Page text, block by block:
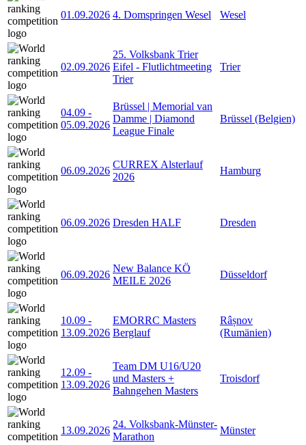
01.09.2026 4. Domspringen Wesel Wesel
02.09.2026
25. Volksbank Trier
Eifel - Flutlichtmeeting
Trier
Trier
04.09 -
05.09.2026
Brüssel | Memorial van
Damme | Diamond
League Finale
Brüssel (Belgien)
06.09.2026
CURREX Alsterlauf
2026
Hamburg
06.09.2026 Dresden HALF Dresden
06.09.2026
New Balance KÖ
MEILE 2026
Düsseldorf
10.09 -
13.09.2026
EMORRC Masters
Berglauf
Râșnov
(Rumänien)
12.09 -
13.09.2026
Team DM U16/U20
und Masters +
Bahngehen Masters
Troisdorf
13.09.2026
24. Volksbank-Münster-
Marathon
Münster